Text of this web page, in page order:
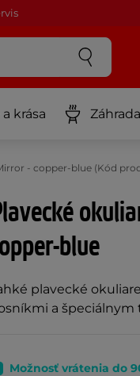
krása Záhrada
- copper-blue (Kód
blue
plavecké
a špeciálnym
Možnosť vrátenia do